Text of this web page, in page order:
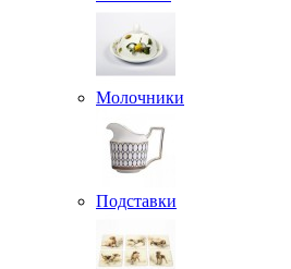
Молочники
Подставки